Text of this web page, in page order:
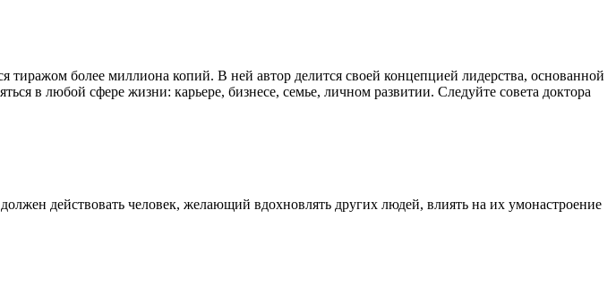
тиражом более миллиона копий. В ней автор делится своей концепцией лидерства, основанной
в любой сфере жизни: карьере, бизнесе, семье, личном развитии. Следуйте совета доктора
действовать человек, желающий вдохновлять других людей, влиять на их умонастроение